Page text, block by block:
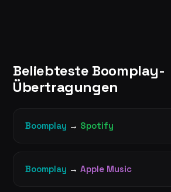
Beliebteste Boomplay-
Übertragungen
Boomplay → Spotify
Boomplay → Apple Music